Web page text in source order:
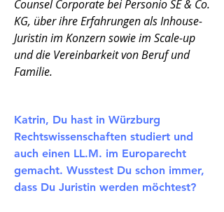
Counsel Corporate bei Personio SE & Co.
KG, über ihre Erfahrungen als Inhouse-
Juristin im Konzern sowie im Scale-up
und die Vereinbarkeit von Beruf und
Familie.
Katrin, Du hast in Würzburg
Rechtswissenschaften studiert und
auch einen LL.M. im Europarecht
gemacht. Wusstest Du schon immer,
dass Du Juristin werden möchtest?